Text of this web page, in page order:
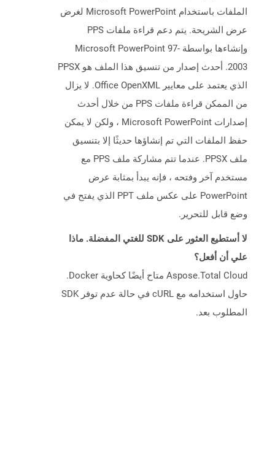
الملفات باستخدام Microsoft PowerPoint لغرض
عرض الشريحة. يتم دعم قراءة ملفات PPS
وإنشاءها بواسطة Microsoft PowerPoint 97-
2003. أحدث إصدار من تنسيق هذا الملف هو PPSX
الذي يعتمد على معايير Office OpenXML. لا يزال
من الممكن قراءة ملفات PPS من خلال أحدث
إصدارات Microsoft PowerPoint ، ولكن لا يمكن
حفظ الملفات التي تم إنشاؤها حديثًا إلا بتنسيق
ملف PPSX. عندما تتم مشاركة ملف PPS مع
مستخدم آخر وفتحه ، فإنه يبدأ بمثابة عرض
PowerPoint على عكس ملف PPT الذي يفتح في
وضع قابل للتحرير.
لا أستطيع العثور على SDK للغتي المفضلة. ماذا
علي أن أفعل؟
Aspose.Total Cloud متاح أيضًا كحاوية Docker.
حاول استخدامه مع cURL في حالة عدم توفر SDK
المطلوب بعد.